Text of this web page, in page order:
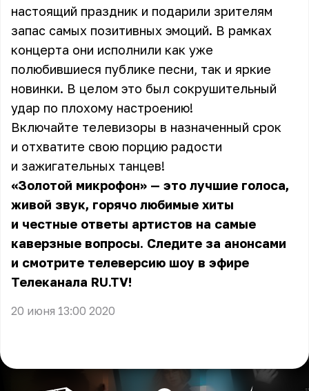
настоящий праздник и подарили зрителям
запас самых позитивных эмоций. В рамках
концерта они исполнили как уже
полюбившиеся публике песни, так и яркие
новинки. В целом это был сокрушительный
удар по плохому настроению!
Включайте телевизоры в назначенный срок
и отхватите свою порцию радости
и зажигательных танцев!
«Золотой микрофон» — это лучшие голоса,
живой звук, горячо любимые хиты
и честные ответы артистов на самые
каверзные вопросы. Следите за анонсами
и смотрите телеверсию шоу в эфире
Телеканала RU.TV!
20 июня 13:00 2020